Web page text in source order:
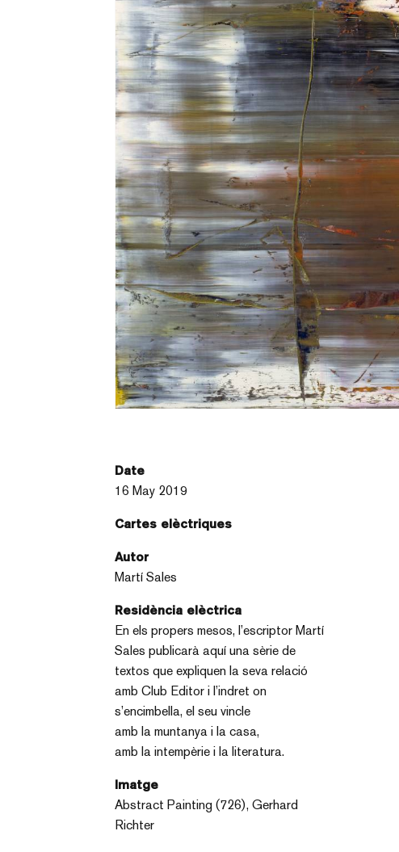
Date
16 May 2019
Cartes elèctriques
Autor
Martí Sales
Residència elèctrica
En els propers mesos, l’escriptor Martí
Sales publicarà aquí una sèrie de
textos que expliquen la seva relació
amb Club Editor i l’indret on
s’encimbella, el seu vincle
amb la muntanya i la casa,
amb la intempèrie i la literatura.
Imatge
Abstract Painting (726), Gerhard
Richter